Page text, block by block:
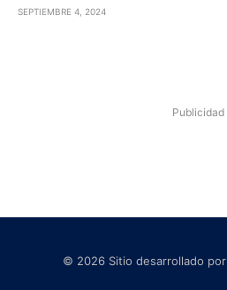
SEPTIEMBRE 4, 2024
Publicidad
© 2026 Sitio desarrollado por